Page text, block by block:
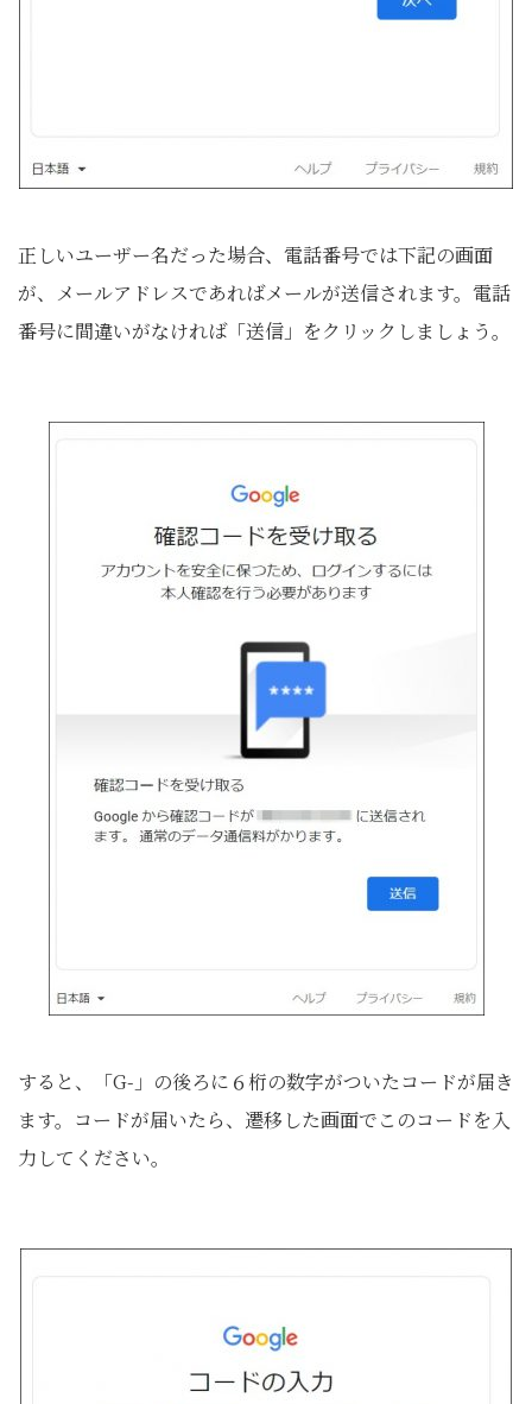
正しいユーザー名だった場合、電話番号では下記の画面
が、メールアドレスであればメールが送信されます。電話
番号に間違いがなければ「送信」をクリックしましょう。
すると、「G-」の後ろに６桁の数字がついたコードが届き
ます。コードが届いたら、遷移した画面でこのコードを入
力してください。